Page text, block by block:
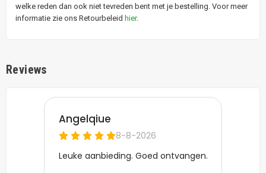
welke reden dan ook niet tevreden bent met je bestelling. Voor meer
informatie zie ons Retourbeleid hier.
Reviews